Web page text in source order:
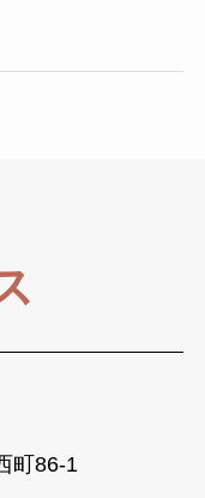
町86-1